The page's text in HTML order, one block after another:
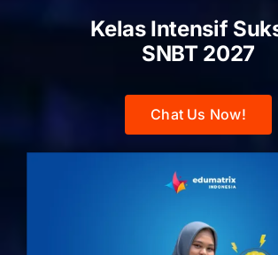
Kelas Intensif
SNBT 2027
Chat Us Now!